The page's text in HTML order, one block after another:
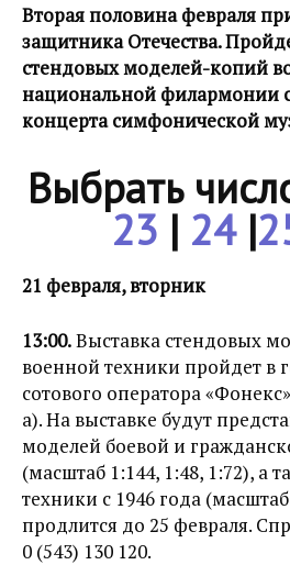
Вторая половина февраля
защитника Отечества.
стендовых моделей-копий
национальной филармонии
концерта симфонической
Выбрать
23 | 24|
21 февраля, вторник
13:00.Выставка стендовых
военной техники пройдет в
сотового оператора
а). На выставке будут
моделей боевой и
(масштаб 1:144, 1:48, 1:72), а
техники с 1946 года
продлится до 25 февраля.
0 (543) 130 120.